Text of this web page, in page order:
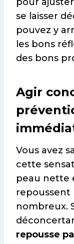
se laisser
pouvez y
les bons
des bons
Agir
Vous avez
cette
peau nette
repoussent
nombreux.
repousse